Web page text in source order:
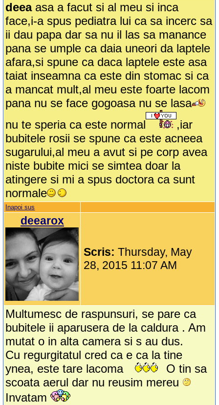
deeaasa a facut si al meu si inca
face,i-a spus pediatra lui ca sa incerc sa
ii dau papa dar sa nu il las sa manance
pana se umple ca daia uneori da laptele
afara,si spune ca daca laptele este asa
taiat inseamna ca este din stomac si ca
a mancat mult,al meu este foarte lacom
pana nu se face gogoasa nu se lasa
nu te speria ca este normal
,iar
bubitele rosii se spune ca este acneea
sugarului,al meu a avut si pe corp avea
niste bubite mici se simtea doar la
atingere si mi a spus doctora ca sunt
normale
Inapoi sus
deearox
Scris:Thursday, May
28, 2015 11:07 AM
Multumesc de raspunsuri, se pare ca
bubitele ii aparusera de la caldura . Am
mutat o in alta camera si s au dus.
Cu regurgitatul cred ca e ca la tine
ynea, este tare lacoma
O tin sa
scoata aerul dar nu reusim mereu
Invatam